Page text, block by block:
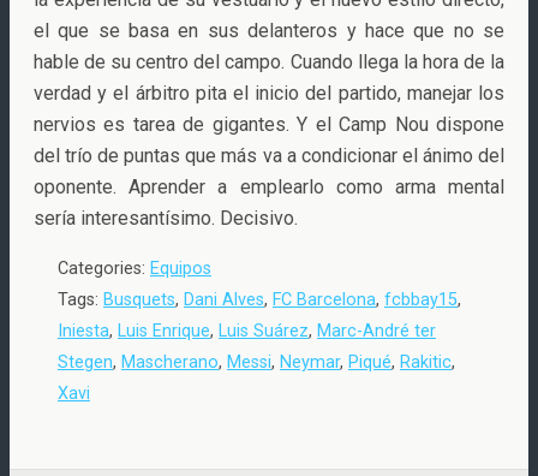
el que se basa en sus delanteros y hace que no se
hable de su centro del campo. Cuando llega la hora de la
verdad y el árbitro pita el inicio del partido, manejar los
nervios es tarea de gigantes. Y el Camp Nou dispone
del trío de puntas que más va a condicionar el ánimo del
oponente. Aprender a emplearlo como arma mental
sería interesantísimo. Decisivo.
Categories: Equipos
Tags: Busquets, Dani Alves, FC Barcelona, fcbbay15,
Iniesta, Luis Enrique, Luis Suárez, Marc-André ter
Stegen, Mascherano, Messi, Neymar, Piqué, Rakitic,
Xavi